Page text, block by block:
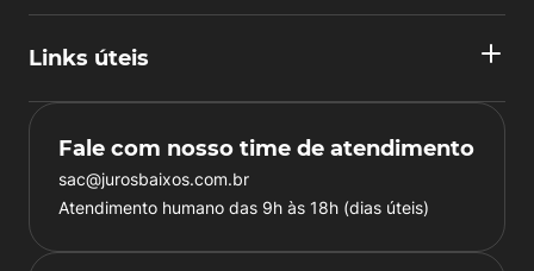
Links úteis
Fale com nosso time de atendimento
sac@jurosbaixos.com.br
Atendimento humano das 9h às 18h (dias úteis)